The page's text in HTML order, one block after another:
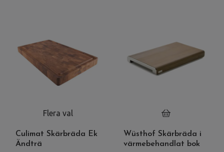
Flera val
Culimat Skärbräda Ek
Ändträ
Wüsthof Skärbräda i
värmebehandlat bok